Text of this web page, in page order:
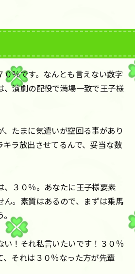
０％です。なんとも言えない数字
、演劇の配役で満場一致で王子様
、たまに気遣いが空回る事があり
キラ放出させてるんで、妥当な数
、３０％。あなたに王子様要素
ん。素質はあるので、まずは乗馬
。
い！それ私言いたいです！３０％
、それは３０％なった方が先輩